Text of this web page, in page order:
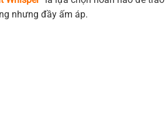
nhưng đầy ấm áp.